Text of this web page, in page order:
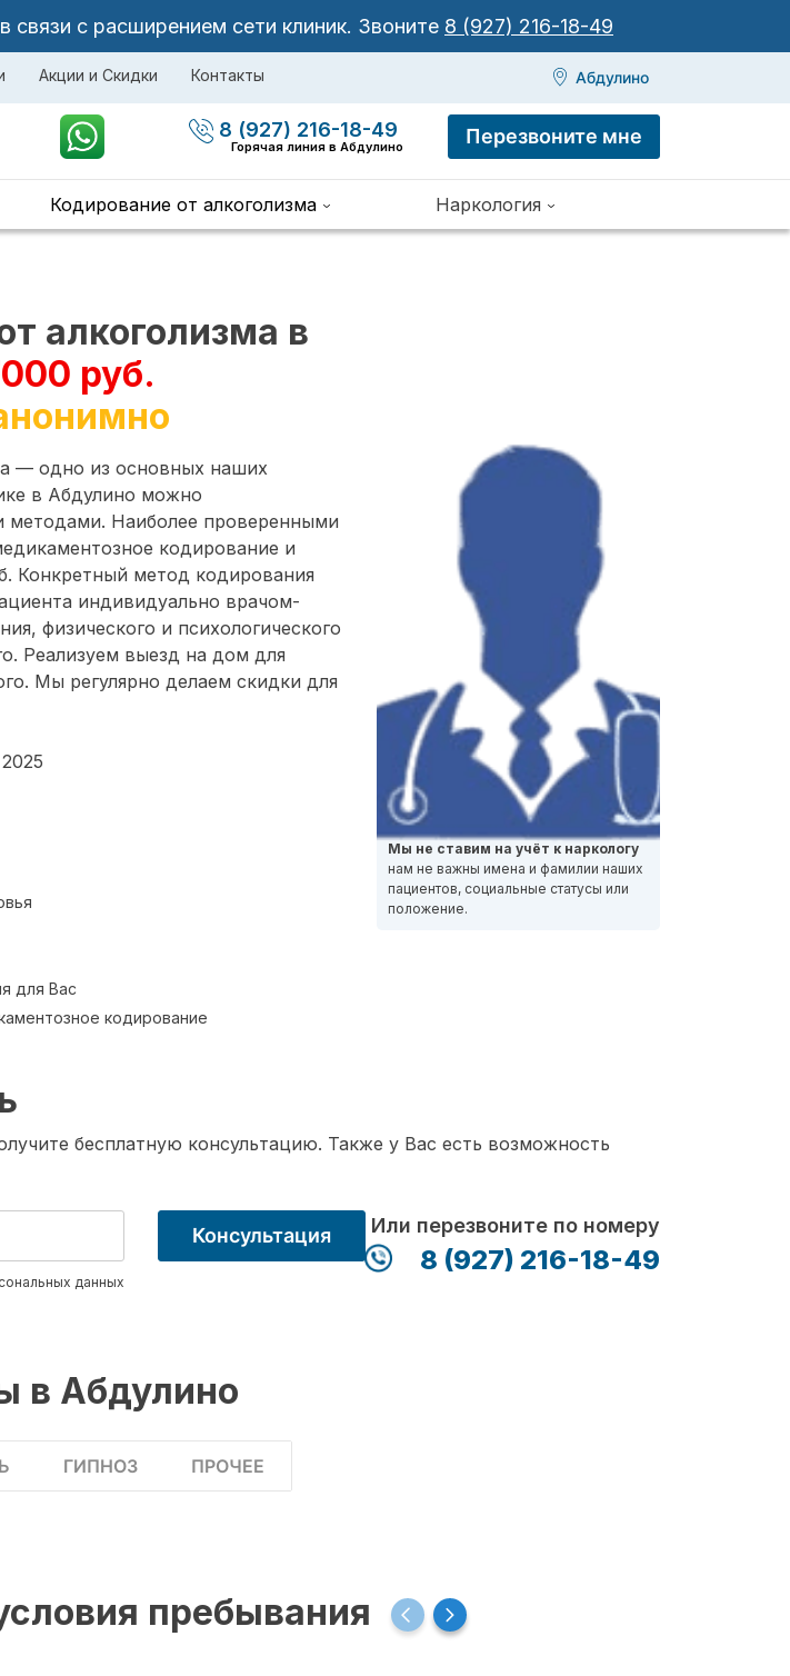
с расширением сети клиник. Звоните 8 (927) 216-18-49
Акции и Скидки Контакты Абдулино
8 (927) 216-18-49
Горячая линия в Абдулино Перезвоните мне
Кодирование от алкоголизма Наркология
алкоголизма в
руб.
— одно из основных наших
в Абдулино можно
методами. Наиболее проверенными
кодирование и
Конкретный метод кодирования
индивидуально врачом-
физического и психологического
Реализуем выезд на дом для
Мы регулярно делаем скидки для
для Вас
кодирование
Мы не ставим на учёт к наркологу
нам не важны имена и фамилии наших
пациентов, социальные статусы или
положение.
бесплатную консультацию. Также у Вас есть возможность
данных
Консультация Или перезвоните по номеру
8 (927) 216-18-49
в Абдулино
ГИПНОЗ ПРОЧЕЕ
пребывания